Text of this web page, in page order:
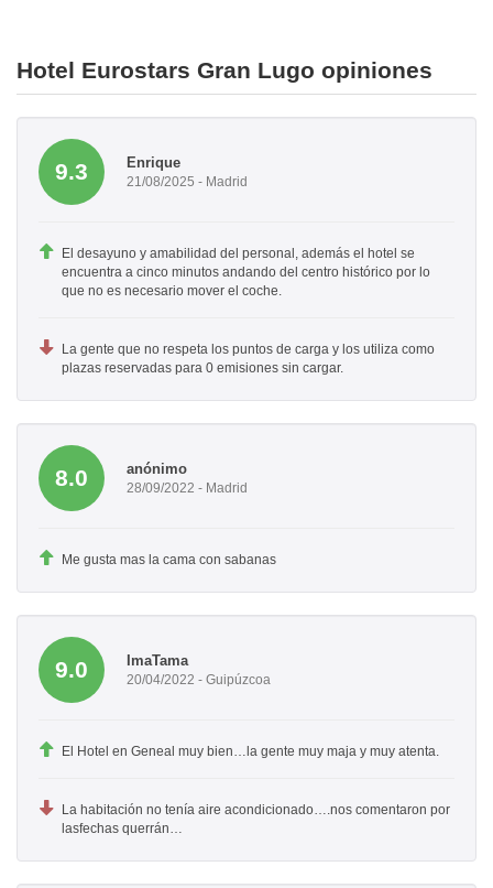
Hotel Eurostars Gran Lugo opiniones
9.3 Enrique
21/08/2025 - Madrid
El desayuno y amabilidad del personal, además el hotel se
encuentra a cinco minutos andando del centro histórico por lo
que no es necesario mover el coche.
La gente que no respeta los puntos de carga y los utiliza como
plazas reservadas para 0 emisiones sin cargar.
8.0 anónimo
28/09/2022 - Madrid
Me gusta mas la cama con sabanas
9.0 ImaTama
20/04/2022 - Guipúzcoa
El Hotel en Geneal muy bien…la gente muy maja y muy atenta.
La habitación no tenía aire acondicionado….nos comentaron por
lasfechas querrán…